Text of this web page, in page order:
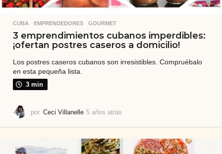
CUBA ,EMPRENDEDORES ,GOURMET
3 emprendimientos cubanos imperdibles:
¡ofertan postres caseros a domicilio!
Los postres caseros cubanos son irresistibles. Compruébalo
en esta pequeña lista.
3 min
por Ceci Villanelle 5 años atrás
o